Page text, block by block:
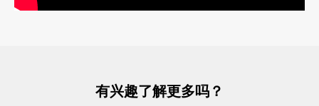
有兴趣了解更多吗？